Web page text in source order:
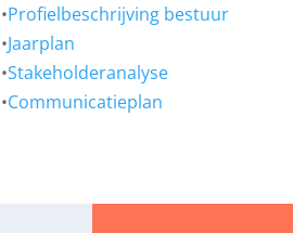
•Profielbeschrijving bestuur
•Jaarplan
•Stakeholderanalyse
•Communicatieplan